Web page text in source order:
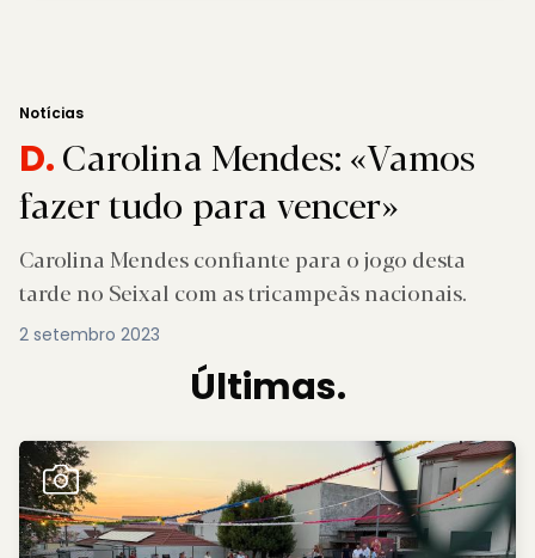
Notícias
D.Carolina Mendes: «Vamos
fazer tudo para vencer»
Carolina Mendes confiante para o jogo desta
tarde no Seixal com as tricampeãs nacionais.
2 setembro 2023
Últimas.